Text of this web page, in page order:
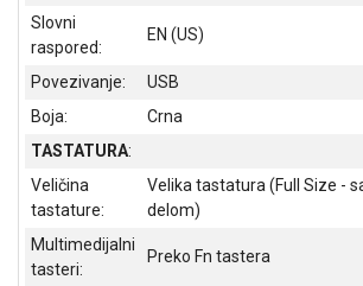
NAVIGACIJE
VIDEO
NADZOR I
SIGURNOSNA
SOFTWARE
ADAPTERI
Slovni
raspored:
EN (US)
Povezivanje:
USB
Boja:
Crna
TASTATURA:
Veličina
tastature:
Velika tastatura (Full Size -
delom)
Multimedijalni
tasteri:
Preko Fn tastera